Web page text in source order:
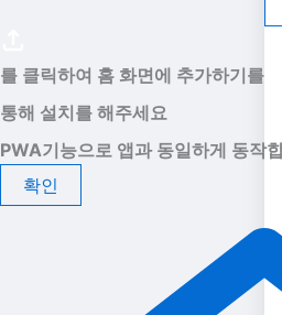
를 클릭하여 홈 화면에 추가하기를
통해 설치를 해주세요
PWA기능으로 앱과 동일하게 동작
확인